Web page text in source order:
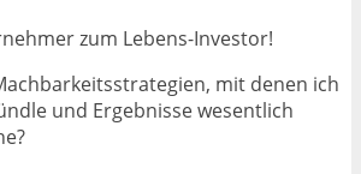
zum Lebens-Investor!
mit denen ich
und Ergebnisse wesentlich